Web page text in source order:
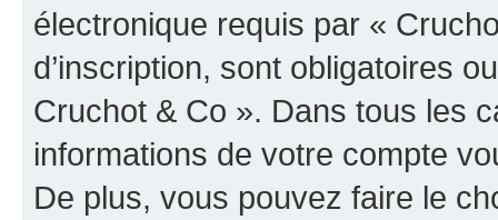
électronique requis par «
d’inscription, sont obligatoires
Cruchot & Co ». Dans tous les
informations de votre compte
De plus, vous pouvez faire le